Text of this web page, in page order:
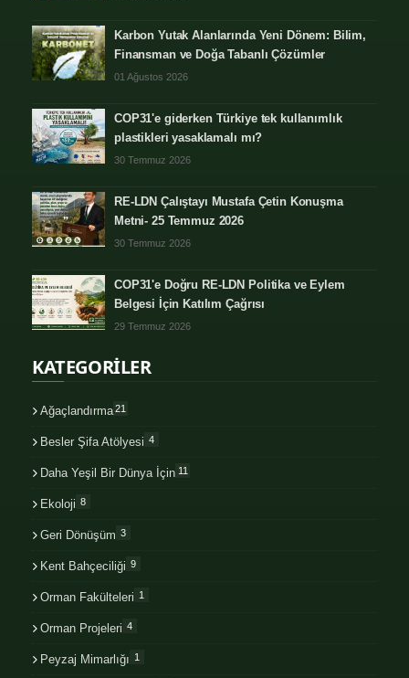
Karbon Yutak Alanlarında Yeni Dönem: Bilim,
Finansman ve Doğa Tabanlı Çözümler
01 Ağustos 2026
COP31'e giderken Türkiye tek kullanımlık
plastikleri yasaklamalı mı?
30 Temmuz 2026
RE-LDN Çalıştayı Mustafa Çetin Konuşma
Metni- 25 Temmuz 2026
30 Temmuz 2026
COP31'e Doğru RE-LDN Politika ve Eylem
Belgesi İçin Katılım Çağrısı
29 Temmuz 2026
KATEGORİLER
Ağaçlandırma21
Besler Şifa Atölyesi 4
Daha Yeşil Bir Dünya İçin 11
Ekoloji 8
Geri Dönüşüm 3
Kent Bahçeciliği 9
Orman Fakülteleri 1
Orman Projeleri 4
Peyzaj Mimarlığı 1